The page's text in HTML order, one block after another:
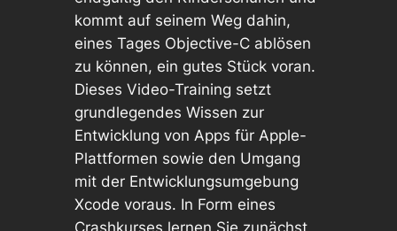
kommt auf seinem Weg dahin,
eines Tages Objective-C ablösen
zu können, ein gutes Stück voran.
Dieses Video-Training setzt
grundlegendes Wissen zur
Entwicklung von Apps für Apple-
Plattformen sowie den Umgang
mit der Entwicklungsumgebung
Xcode voraus. In Form eines
Crashkurses lernen Sie zunächst